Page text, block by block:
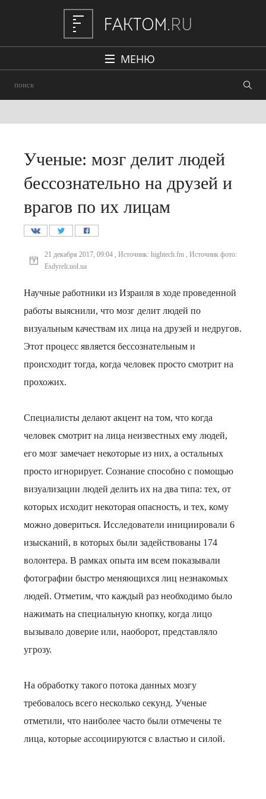
МЕНЮ
Ученые: мозг делит людей
бессознательно на друзей и
врагов по их лицам
21 декабря 2017, 09:04 , Источник: hightech.fm , Источник фото:
Esdyreli.uol.ua
Научные работники из Израиля в ходе проведенной
работы выяснили, что мозг делит людей по
визуальным качествам их лица на друзей и недругов.
Этот процесс является бессознательным и
происходит тогда, когда человек просто смотрит на
прохожих.
Специалисты делают акцент на том, что когда
человек смотрит на лица неизвестных ему людей,
его мозг замечает некоторые из них, а остальных
просто игнорирует. Сознание способно с помощью
визуализации людей делить их на два типа: тех, от
которых исходит некоторая опасность, и тех, кому
можно довериться. Исследователи инициировали 6
изысканий, в которых были задействованы 174
волонтера. В рамках опыта им всем показывали
фотографии быстро меняющихся лиц незнакомых
людей. Отметим, что каждый раз необходимо было
нажимать на специальную кнопку, когда лицо
вызывало доверие или, наоборот, представляло
угрозу.
На обработку такого потока данных мозгу
требовалось всего несколько секунд. Ученые
отметили, что наиболее часто были отмечены те
лица, которые ассоциируются с властью и силой.